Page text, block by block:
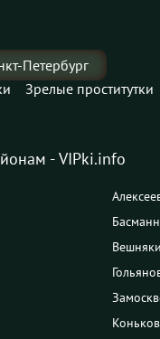
Петербург
Зрелые проститутки
- VIPki.info